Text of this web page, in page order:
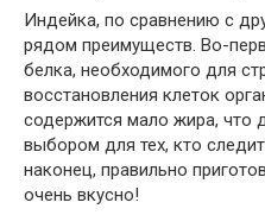
Индейка, по сравнению с
рядом преимуществ. Во-
белка, необходимого для
восстановления клеток
содержится мало жира, что
выбором для тех, кто
наконец, правильно
очень вкусно!